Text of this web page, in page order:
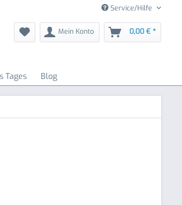
Service/Hilfe
Mein Konto 0,00 € *
Tages Blog